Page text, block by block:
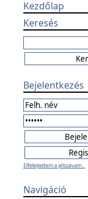
Kezdőlap
Keresés
Bejelentkezés
Elfelejtettem a jelszavam...
Navigáció